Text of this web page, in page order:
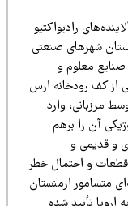
رادیواکتیو
صنعتی
معلوم و
رودخانه ارس
وارد
را برهم
و
و احتمال خطر
ارمنستان